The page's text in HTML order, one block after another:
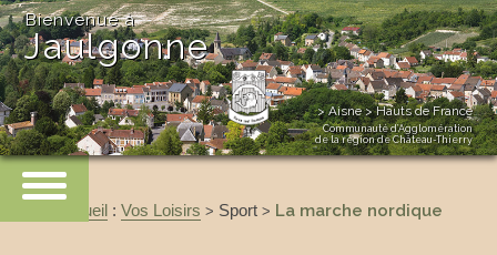
> Aisne > Hauts de France
Communauté d’Agglomération
de la région de Château-Thierry
Bienvenue à
Jaulgonne
Accueil: Vos Loisirs > Sport> La marche nordique